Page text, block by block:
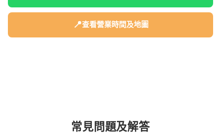
📍查看營業時間及地圖
常見問題及解答